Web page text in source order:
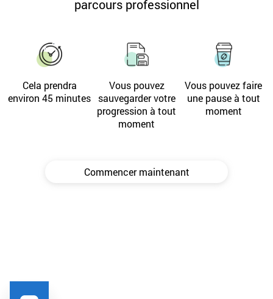
parcours professionnel
Cela prendra
environ 45 minutes
Vous pouvez
sauvegarder votre
progression à tout
moment
Vous pouvez faire
une pause à tout
moment
Commencer maintenant